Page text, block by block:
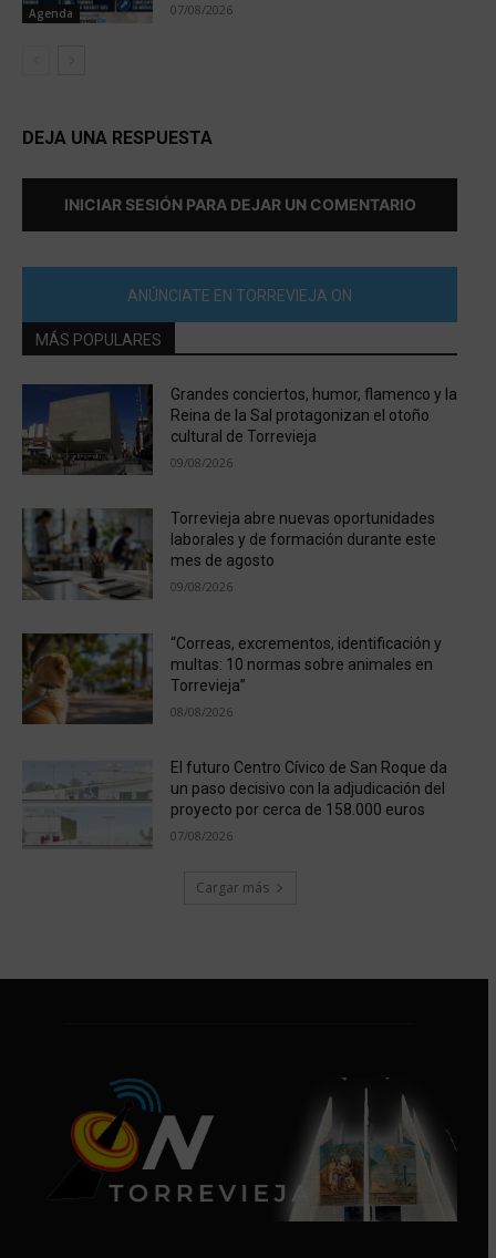
Agenda 07/08/2026
DEJA UNA RESPUESTA
INICIAR SESIÓN PARA DEJAR UN COMENTARIO
ANÚNCIATE EN TORREVIEJA ON
MÁS POPULARES
Grandes conciertos, humor, flamenco y la
Reina de la Sal protagonizan el otoño
cultural de Torrevieja
09/08/2026
Torrevieja abre nuevas oportunidades
laborales y de formación durante este
mes de agosto
09/08/2026
“Correas, excrementos, identificación y
multas: 10 normas sobre animales en
Torrevieja”
08/08/2026
El futuro Centro Cívico de San Roque da
un paso decisivo con la adjudicación del
proyecto por cerca de 158.000 euros
07/08/2026
Cargar más